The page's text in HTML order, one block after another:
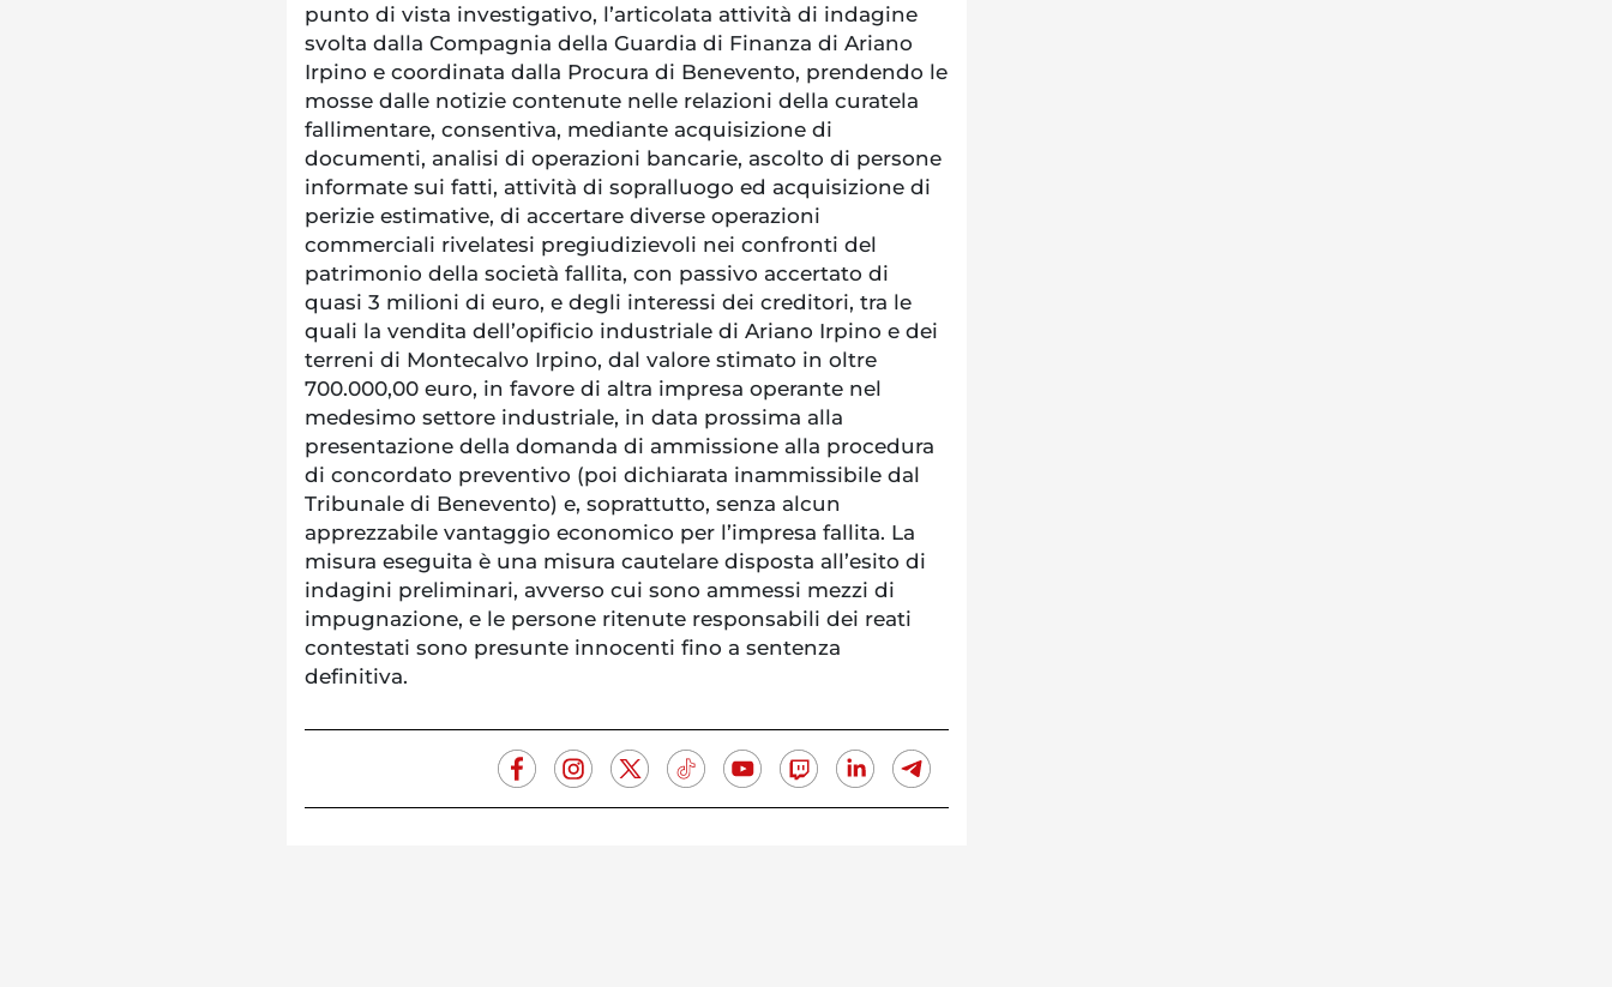
punto di vista investigativo, l’articolata attività di indagine
svolta dalla Compagnia della Guardia di Finanza di Ariano
Irpino e coordinata dalla Procura di Benevento, prendendo le
mosse dalle notizie contenute nelle relazioni della curatela
fallimentare, consentiva, mediante acquisizione di
documenti, analisi di operazioni bancarie, ascolto di persone
informate sui fatti, attività di sopralluogo ed acquisizione di
perizie estimative, di accertare diverse operazioni
commerciali rivelatesi pregiudizievoli nei confronti del
patrimonio della società fallita, con passivo accertato di
quasi 3 milioni di euro, e degli interessi dei creditori, tra le
quali la vendita dell’opificio industriale di Ariano Irpino e dei
terreni di Montecalvo Irpino, dal valore stimato in oltre
700.000,00 euro, in favore di altra impresa operante nel
medesimo settore industriale, in data prossima alla
presentazione della domanda di ammissione alla procedura
di concordato preventivo (poi dichiarata inammissibile dal
Tribunale di Benevento) e, soprattutto, senza alcun
apprezzabile vantaggio economico per l’impresa fallita. La
misura eseguita è una misura cautelare disposta all’esito di
indagini preliminari, avverso cui sono ammessi mezzi di
impugnazione, e le persone ritenute responsabili dei reati
contestati sono presunte innocenti fino a sentenza
definitiva.